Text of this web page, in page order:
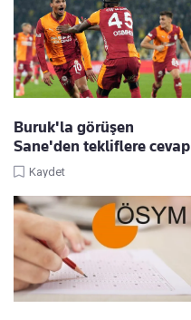
Buruk'la görüşen
Sane'den tekliflere cevap
Kaydet